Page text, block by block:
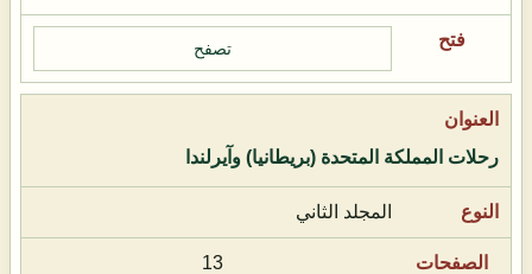
تصفح
رحلات المملكة المتحدة (بريطانيا) وآيرلندا
المجلد الثاني
13